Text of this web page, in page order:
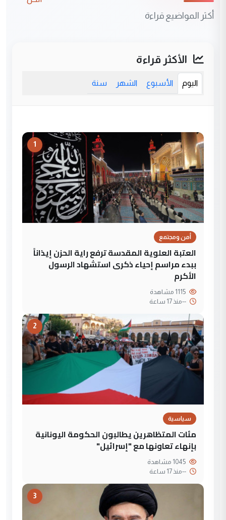
أكثر المواضيع قراءة
الأكثر قراءة
اليوم الأسبوع الشهر سنة
1
أمن ومجتمع
العتبة العلوية المقدسة ترفع راية الحزن إيذاناً
ببدء مراسم إحياء ذكرى استشهاد الرسول
الأكرم
--منذ 17 ساعة
2
سياسية
مئات المتظاهرين يطالبون الحكومة اليونانية
بإنهاء تعاونها مع "إسرائيل"
--منذ 17 ساعة
3